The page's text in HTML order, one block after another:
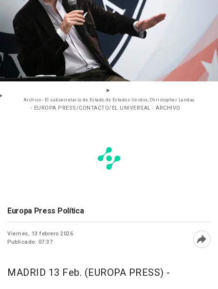
Archivo - El subsecretario de Estado de Estados Unidos, Christopher Landau
- EUROPA PRESS/CONTACTO/EL UNIVERSAL - ARCHIVO
Europa Press Política
Viernes, 13 febrero 2026
Publicado: 07:37
MADRID 13 Feb. (EUROPA PRESS) -